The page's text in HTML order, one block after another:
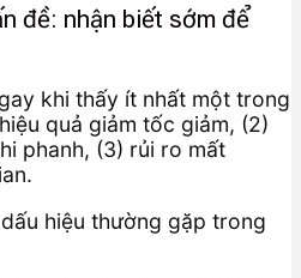
đề: nhận biết sớm để
khi thấy ít nhất một trong
quả giảm tốc giảm, (2)
phanh, (3) rủi ro mất
hiệu thường gặp trong